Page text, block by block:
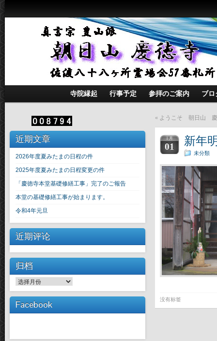
寺院縁起 行事予定 参拝のご案内 ブロ
近期文章
2026年度夏みたまの日程の件
2025年度夏みたまの日程変更の件
「慶徳寺本堂基礎修繕工事」完了のご報告
本堂の基礎修繕工事が始まります。
令和4年元旦
近期评论
归档
归
档
Facebook
« ようこそ 朝日山 慶
1 月
01 新年
未分類
没有标签